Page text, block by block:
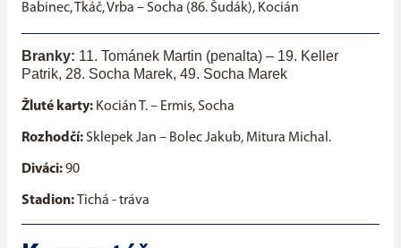
Babinec, Tkáč, Vrba – Socha (86. Šudák), Kocián
Branky: 11. Tománek Martin (penalta) – 19. Keller
Patrik, 28. Socha Marek, 49. Socha Marek
Žluté karty: Kocián T. – Ermis, Socha
Rozhodčí: Sklepek Jan – Bolec Jakub, Mitura Michal.
Diváci:90
Stadion:Tichá - tráva